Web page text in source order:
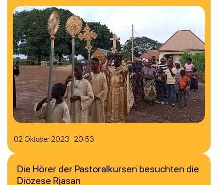
02 Oktober 2023 20:53
Die Hörer der Pastoralkursen besuchten die
Diözese Rjasan